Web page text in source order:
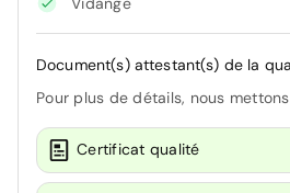
Document(s) attestant(s) de la
Pour plus de détails, nous
Certificat qualité